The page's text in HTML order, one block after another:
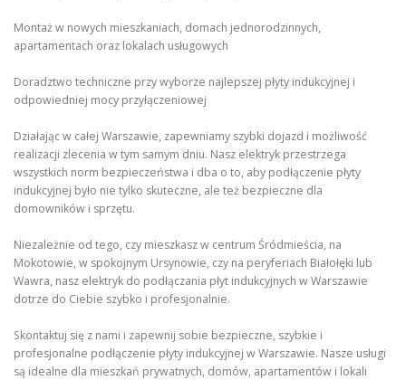
Montaż w nowych mieszkaniach, domach jednorodzinnych,
apartamentach oraz lokalach usługowych
Doradztwo techniczne przy wyborze najlepszej płyty indukcyjnej i
odpowiedniej mocy przyłączeniowej
Działając w całej Warszawie, zapewniamy szybki dojazd i możliwość
realizacji zlecenia w tym samym dniu. Nasz elektryk przestrzega
wszystkich norm bezpieczeństwa i dba o to, aby podłączenie płyty
indukcyjnej było nie tylko skuteczne, ale też bezpieczne dla
domowników i sprzętu.
Niezależnie od tego, czy mieszkasz w centrum Śródmieścia, na
Mokotowie, w spokojnym Ursynowie, czy na peryferiach Białołęki lub
Wawra, nasz elektryk do podłączania płyt indukcyjnych w Warszawie
dotrze do Ciebie szybko i profesjonalnie.
Skontaktuj się z nami i zapewnij sobie bezpieczne, szybkie i
profesjonalne podłączenie płyty indukcyjnej w Warszawie. Nasze usługi
są idealne dla mieszkań prywatnych, domów, apartamentów i lokali